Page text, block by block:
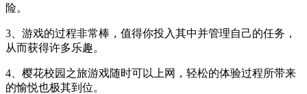
险。
3、游戏的过程非常棒，值得你投入其中并管理自己的任务，
从而获得许多乐趣。
4、樱花校园之旅游戏随时可以上网，轻松的体验过程所带来
的愉悦也极其到位。